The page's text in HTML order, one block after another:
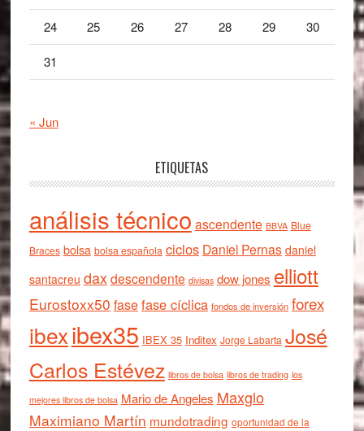
24 25 26 27 28 29 30
31
« Jun
ETIQUETAS
análisis técnico ascendente BBVA Blue
Braces bolsa bolsa española ciclos Daniel Pernas daniel
santacreu daxdescendente divisas dow jones elliott
Eurostoxx50 fasefase cíclica fondos de inversión forex
ibexibex35 IBEX 35 Inditex Jorge Labarta José
Carlos Estévez libros de bolsa libros de trading los
mejores libros de bolsa Mario de Angeles Maxglo
Maximiano Martín mundotrading oportunidad de la